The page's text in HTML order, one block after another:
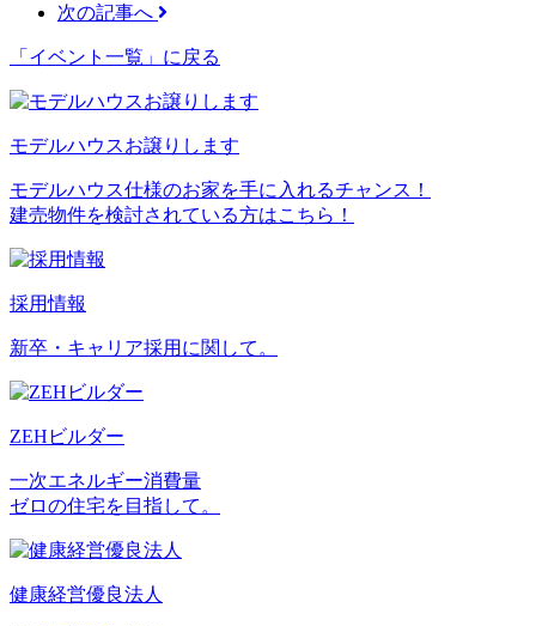
次の記事へ
「イベント一覧」 に戻る
モデルハウスお譲りします
モデルハウス仕様のお家を手に入れるチャンス！
建売物件を検討されている方はこちら！
採用情報
新卒・キャリア採用に関して。
ZEHビルダー
一次エネルギー消費量
ゼロの住宅を目指して。
健康経営優良法人